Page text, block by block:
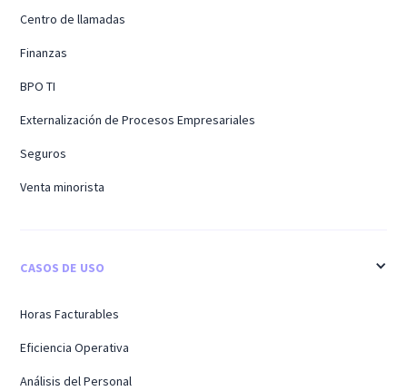
Centro de llamadas
Finanzas
BPO TI
Externalización de Procesos Empresariales
Seguros
Venta minorista
CASOS DE USO
Horas Facturables
Eficiencia Operativa
Análisis del Personal